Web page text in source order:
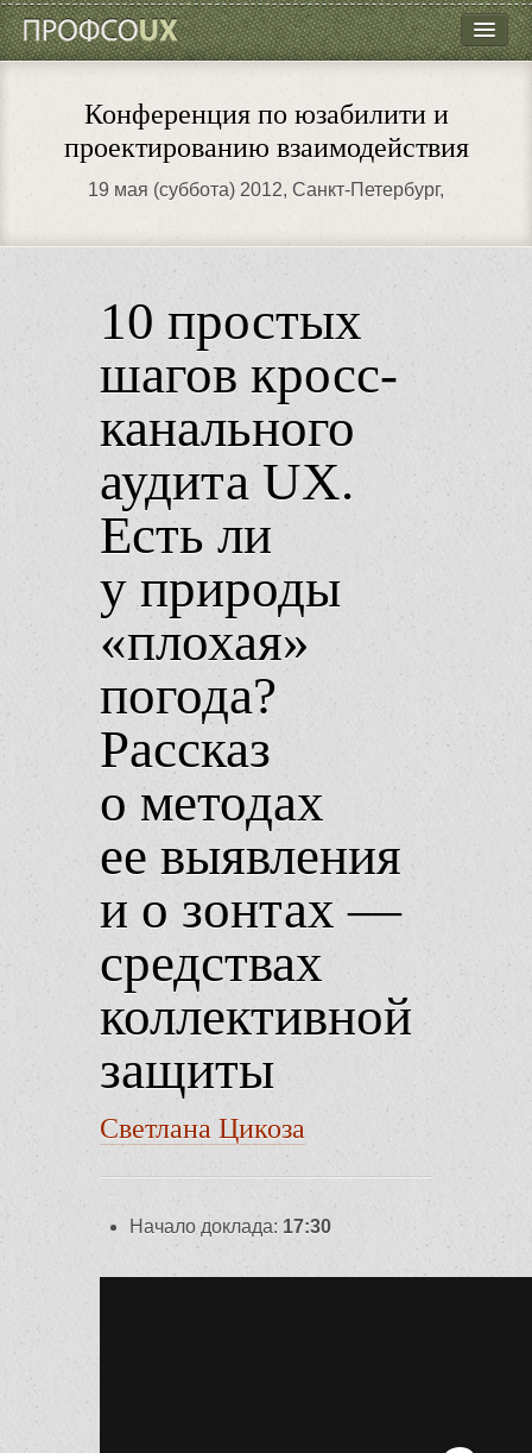
ПрофсоUX
Докладчики
Кто пойдёт?
Как добраться?
Конференция по юзабилити и
проектированию взаимодействия
19 мая (суббота) 2012, Санкт-Петербург,
10 простых
шагов кросс-
канального
аудита UX.
Есть ли
у природы
«плохая»
погода?
Рассказ
о методах
ее выявления
и о зонтах —
средствах
коллективной
защиты
Светлана Цикоза
Начало доклада: 17:30